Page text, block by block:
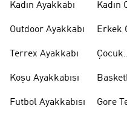
Kadın Ayakkabı
Outdoor Ayakkabı
Terrex Ayakkabı
Koşu Ayakkabısı
Futbol Ayakkabısı
Kadın
Erkek
Çocuk
Gore